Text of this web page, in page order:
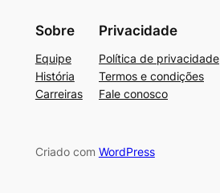
Sobre
Equipe
História
Carreiras
Privacidade
Política de privacidade
Termos e condições
Fale conosco
Criado com WordPress